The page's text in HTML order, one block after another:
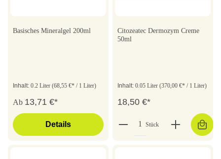
Basisches Mineralgel 200ml
Inhalt: 0.2 Liter (68,55 €* / 1 Liter)
Ab 13,71 €*
Details
Citozeatec Dermozym Creme
50ml
Inhalt: 0.05 Liter (370,00 €* / 1 Liter)
18,50 €*
Stück